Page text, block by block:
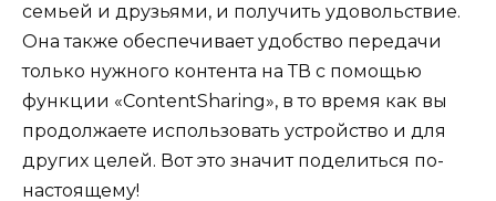
семьей и друзьями, и получить удовольствие.
Она также обеспечивает удобство передачи
только нужного контента на ТВ с помощью
функции «ContentSharing», в то время как вы
продолжаете использовать устройство и для
других целей. Вот это значит поделиться по-
настоящему!